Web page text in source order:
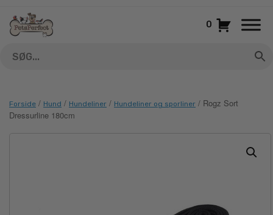
indhold
0
Forside / Hund / Hundeliner / Hundeliner og sporliner / Rogz Sort
Dressurline 180cm